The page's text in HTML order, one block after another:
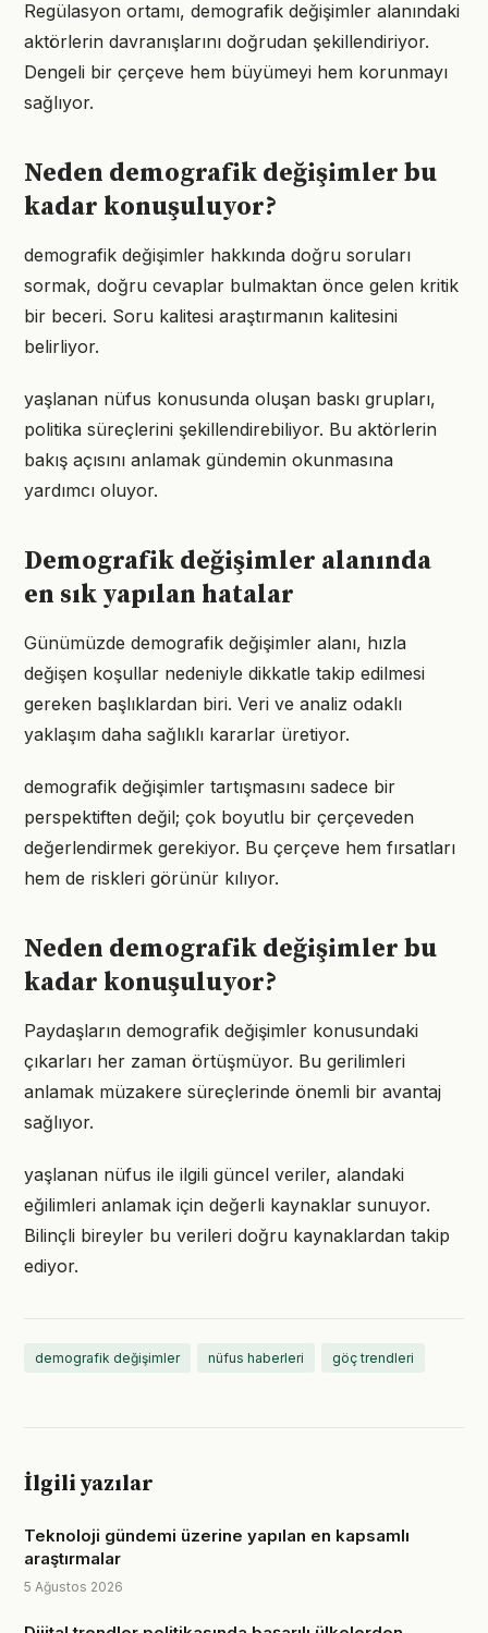
Regülasyon ortamı, demografik değişimler alanındaki
aktörlerin davranışlarını doğrudan şekillendiriyor.
Dengeli bir çerçeve hem büyümeyi hem korunmayı
sağlıyor.
Neden demografik değişimler bu
kadar konuşuluyor?
demografik değişimler hakkında doğru soruları
sormak, doğru cevaplar bulmaktan önce gelen kritik
bir beceri. Soru kalitesi araştırmanın kalitesini
belirliyor.
yaşlanan nüfus konusunda oluşan baskı grupları,
politika süreçlerini şekillendirebiliyor. Bu aktörlerin
bakış açısını anlamak gündemin okunmasına
yardımcı oluyor.
Demografik değişimler alanında
en sık yapılan hatalar
Günümüzde demografik değişimler alanı, hızla
değişen koşullar nedeniyle dikkatle takip edilmesi
gereken başlıklardan biri. Veri ve analiz odaklı
yaklaşım daha sağlıklı kararlar üretiyor.
demografik değişimler tartışmasını sadece bir
perspektiften değil; çok boyutlu bir çerçeveden
değerlendirmek gerekiyor. Bu çerçeve hem fırsatları
hem de riskleri görünür kılıyor.
Neden demografik değişimler bu
kadar konuşuluyor?
Paydaşların demografik değişimler konusundaki
çıkarları her zaman örtüşmüyor. Bu gerilimleri
anlamak müzakere süreçlerinde önemli bir avantaj
sağlıyor.
yaşlanan nüfus ile ilgili güncel veriler, alandaki
eğilimleri anlamak için değerli kaynaklar sunuyor.
Bilinçli bireyler bu verileri doğru kaynaklardan takip
ediyor.
demografik değişimler nüfus haberleri göç trendleri
İlgili yazılar
Teknoloji gündemi üzerine yapılan en kapsamlı
araştırmalar
5 Ağustos 2026